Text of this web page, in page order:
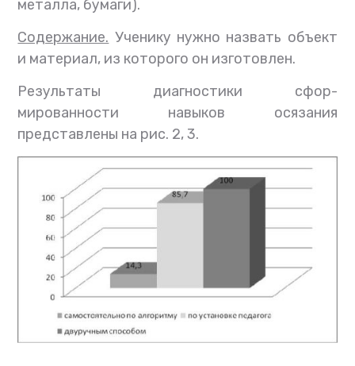
металла, бумаги).
Содержание. Ученику нужно назвать объект
и материал, из которого он изготовлен.
Результаты диагностики сфор-
мированности навыков осязания
представлены на рис. 2, 3.